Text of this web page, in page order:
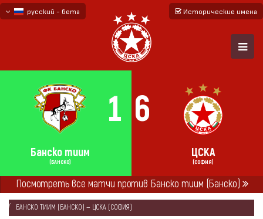
русский - бета
Исторические имена
1 6
Банско тиим
(БАНСКО)
ЦСКА
(СОФИЯ)
Посмотреть все матчи против Банско тиим (Банско)
ГЛАВНАЯ СЕЗОНЫ 2021/22
ТОВАРИЩЕСКИЕ МАТЧИ 2021/22
БАНСКО ТИИМ (БАНСКО) — ЦСКА (СОФИЯ)